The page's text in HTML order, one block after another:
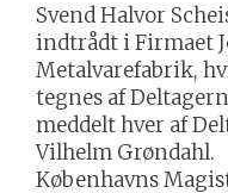
Svend Halvor
indtrådt i Firmaet
Metalvarefabrik,
tegnes af
meddelt hver af
Vilhelm Grøndahl.
Københavns